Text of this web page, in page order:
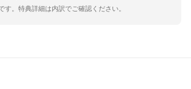
す。特典詳細は内訳でご確認ください。